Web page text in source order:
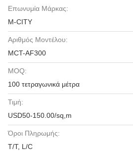
Επωνυμία Μάρκας:
M-CITY
Αριθμός Μοντέλου:
MCT-AF300
MOQ:
100 τετραγωνικά μέτρα
Τιμή:
USD50-150.00/sq,m
Όροι Πληρωμής:
T/T, L/C